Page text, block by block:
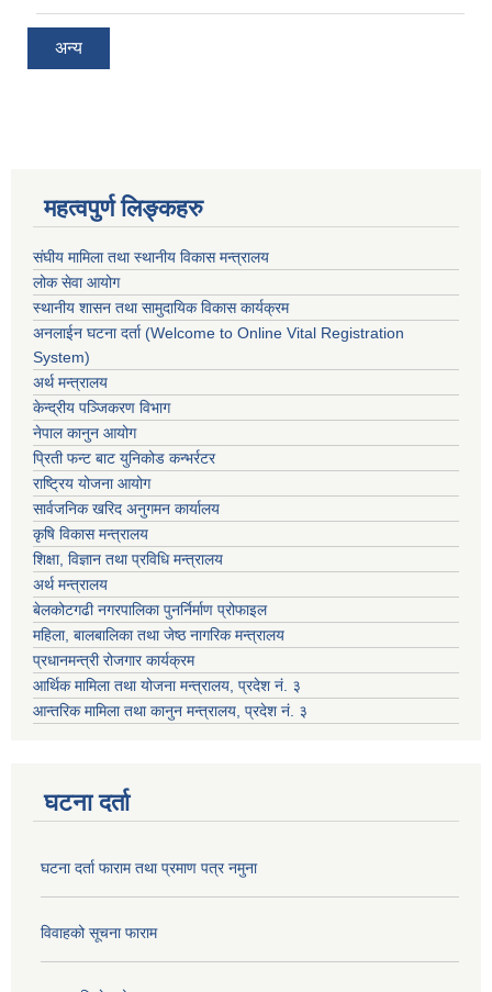
अन्य
महत्वपुर्ण लिङ्कहरु
संघीय मामिला तथा स्थानीय विकास मन्त्रालय
लोक सेवा आयोग
स्थानीय शासन तथा सामुदायिक विकास कार्यक्रम
अनलाईन घटना दर्ता (Welcome to Online Vital Registration
System)
अर्थ मन्त्रालय
केन्द्रीय पञ्जिकरण विभाग
नेपाल कानुन आयोग
प्रिती फन्ट बाट युनिकोड कन्भर्रटर
राष्ट्रिय योजना आयोग
सार्वजनिक खरिद अनुगमन कार्यालय
कृषि विकास मन्त्रालय
शिक्षा, विज्ञान तथा प्रविधि मन्त्रालय
अर्थ मन्त्रालय
बेलकोटगढी नगरपालिका पुनर्निर्माण प्रोफाइल
महिला, बालबालिका तथा जेष्ठ नागरिक मन्त्रालय
प्रधानमन्त्री रोजगार कार्यक्रम
आर्थिक मामिला तथा योजना मन्त्रालय, प्रदेश नं. ३
आन्तरिक मामिला तथा कानुन मन्त्रालय, प्रदेश नं. ३
घटना दर्ता
घटना दर्ता फाराम तथा प्रमाण पत्र नमुना
विवाहको सूचना फाराम